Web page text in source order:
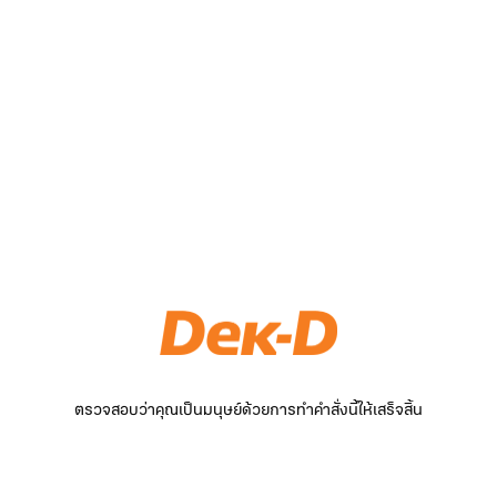
ตรวจสอบว่าคุณเป็นมนุษย์ด้วยการทำคำสั่งนี้ให้เสร็จสิ้น